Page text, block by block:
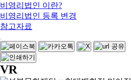
비영리법인 이란?
비영리법인 등록 변경
참고자료
VR